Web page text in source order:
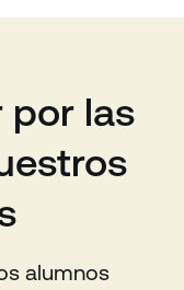
por las
alumnos